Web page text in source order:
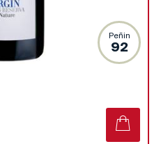
Peñin
92